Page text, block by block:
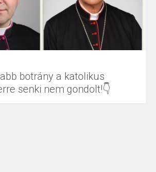
botrány a katolikus
senki nem gondolt!👇